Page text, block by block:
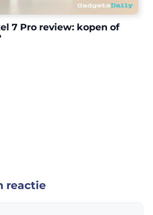
7 Pro review: kopen of
reactie